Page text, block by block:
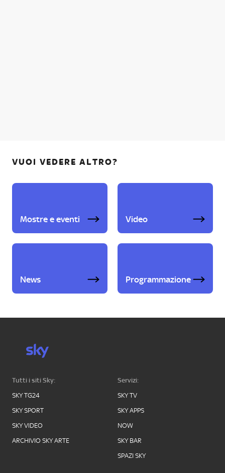
VUOI VEDERE ALTRO?
Mostre e eventi Video
News Programmazione
Tutti i siti Sky:
SKY TG24
SKY SPORT
SKY VIDEO
ARCHIVIO SKY ARTE
Servizi:
SKY TV
SKY APPS
NOW
SKY BAR
SPAZI SKY